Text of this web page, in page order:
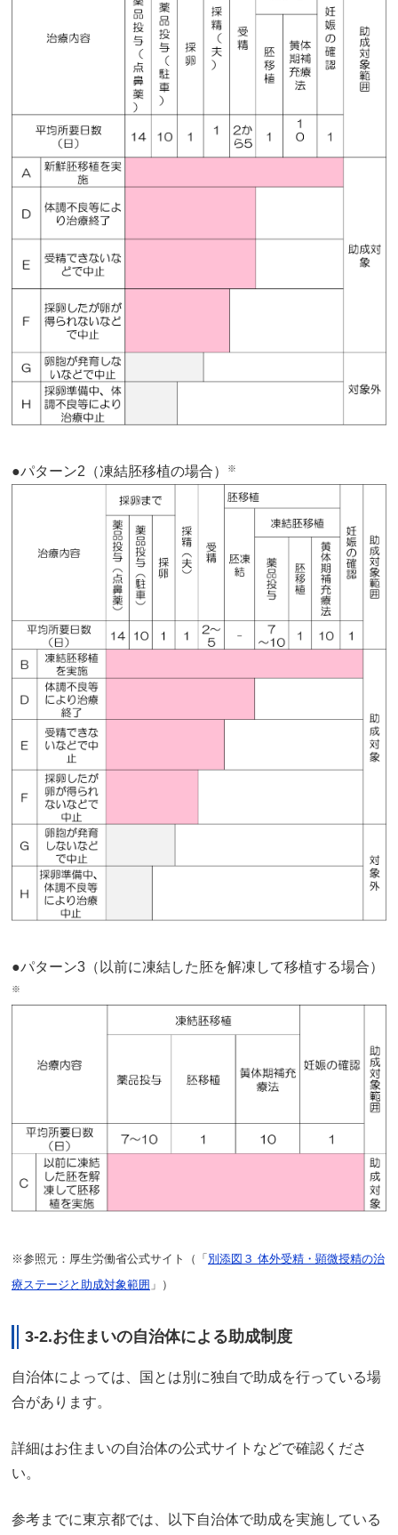
●パターン2（凍結胚移植の場合） ※
●パターン3（以前に凍結した胚を解凍して移植する場合）
※
※参照元：厚生労働省公式サイト（「 別添図３ 体外受精・顕微授精の治
療ステージと助成対象範囲 」）
3-2.お住まいの自治体による助成制度
自治体によっては、国とは別に独自で助成を行っている場
合があります。
詳細はお住まいの自治体の公式サイトなどで確認くださ
い。
参考までに東京都では、以下自治体で助成を実施している